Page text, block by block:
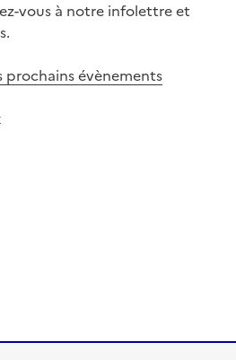
vous à notre infolettre et
prochains évènements